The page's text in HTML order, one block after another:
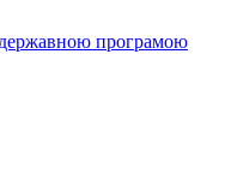
державною програмою